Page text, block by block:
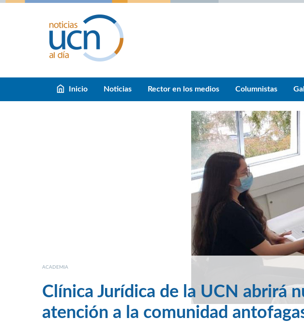
Inicio Noticias Rector en los medios Columnistas
ACADEMIA
Clínica Jurídica de la UCN abrirá
atención a la comunidad